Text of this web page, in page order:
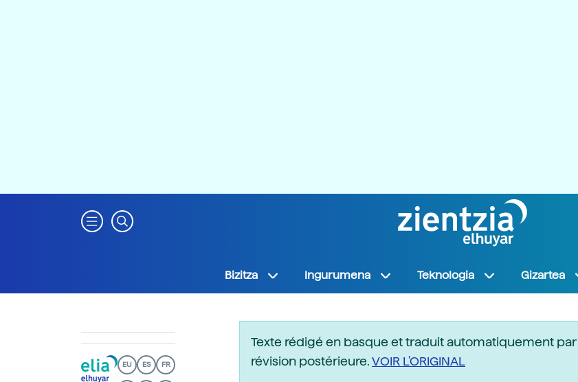
Bizitza Ingurumena Teknologia Gizartea
EU ES FR
Texte rédigé en basque et traduit automatiquement par
révision postérieure.VOIR L'ORIGINAL